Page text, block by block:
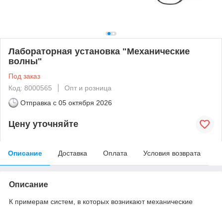
Лабораторная установка "Механические
волны"
Под заказ
Код: 8000565
Опт и розница
Отправка с 05 октября 2026
Цену уточняйте
Описание Доставка Оплата Условия возврата
Описание
К примерам систем, в которых возникают механические